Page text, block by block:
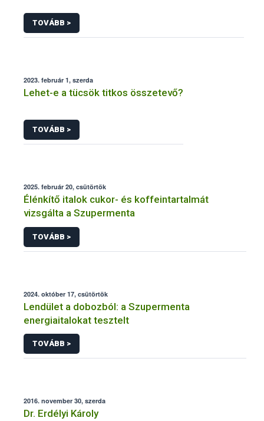
TOVÁBB >
2023. február 1, szerda
Lehet-e a tücsök titkos összetevő?
TOVÁBB >
2025. február 20, csütörtök
Élénkítő italok cukor- és koffeintartalmát
vizsgálta a Szupermenta
TOVÁBB >
2024. október 17, csütörtök
Lendület a dobozból: a Szupermenta
energiaitalokat tesztelt
TOVÁBB >
2016. november 30, szerda
Dr. Erdélyi Károly